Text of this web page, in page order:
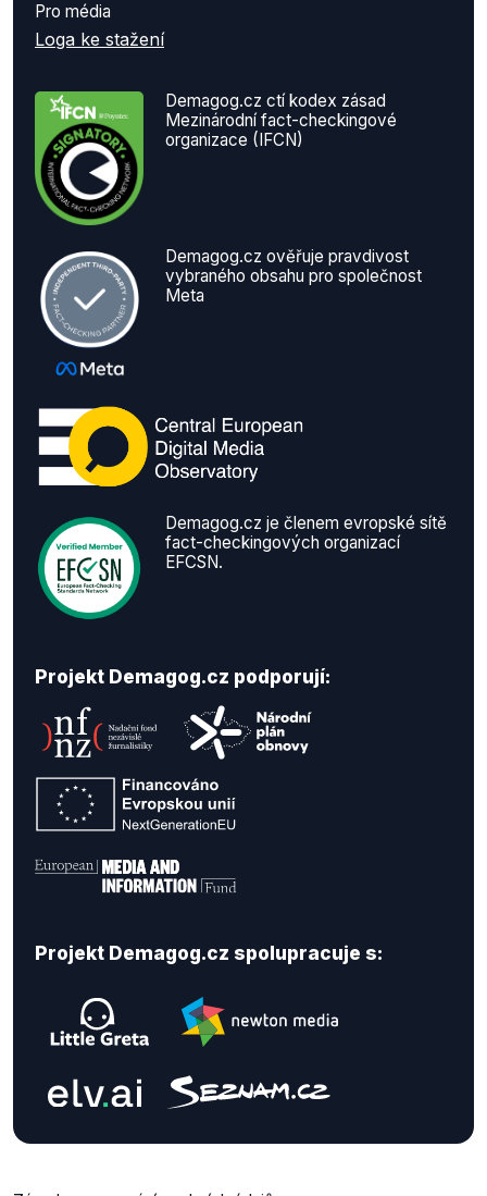
Pro média
Loga ke stažení
Demagog.cz ctí kodex zásad
Mezinárodní fact-checkingové
organizace (IFCN)
Demagog.cz ověřuje pravdivost
vybraného obsahu pro společnost
Meta
Demagog.cz je členem evropské sítě
fact-checkingových organizací
EFCSN.
Projekt Demagog.cz podporují:
Projekt Demagog.cz spolupracuje s: